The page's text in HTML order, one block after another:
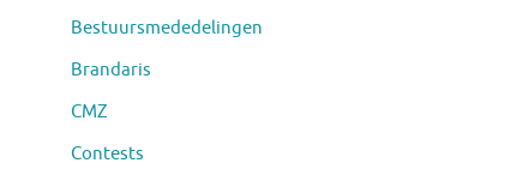
Bestuursmededelingen
Brandaris
CMZ
Contests